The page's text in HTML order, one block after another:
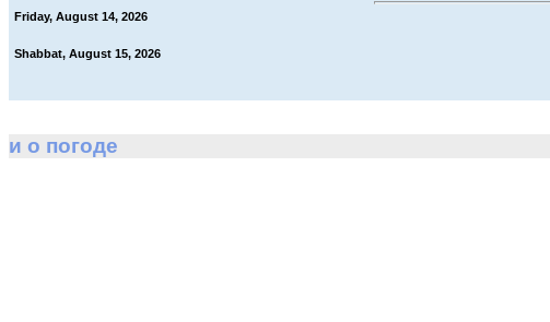
Friday, August 14, 2026
Shabbat, August 15, 2026
и о погоде